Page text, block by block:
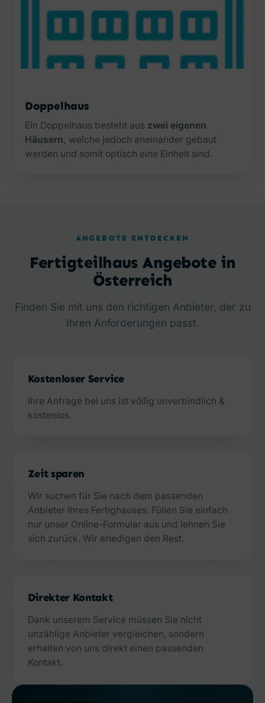
Doppelhaus
Ein Doppelhaus besteht aus zwei eigenen
Häusern , welche jedoch aneinander gebaut
werden und somit optisch eine Einheit sind.
ANGEBOTE ENTDECKEN
Fertigteilhaus Angebote in
Österreich
Finden Sie mit uns den richtigen Anbieter, der zu
Ihren Anforderungen passt.
Kostenloser Service
Ihre Anfrage bei uns ist völlig unverbindlich &
kostenlos.
Zeit sparen
Wir suchen für Sie nach dem passenden
Anbieter Ihres Fertighauses. Füllen Sie einfach
nur unser Online-Formular aus und lehnen Sie
sich zurück. Wir erledigen den Rest.
Direkter Kontakt
Dank unserem Service müssen Sie nicht
unzählige Anbieter vergleichen, sondern
erhalten von uns direkt einen passenden
Kontakt.